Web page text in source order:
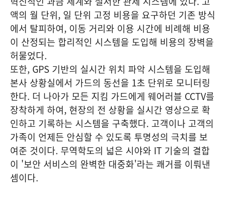
액의 월 단위, 일 단위 고정 비용을 요구하던 기존 방식
에서 탈피하여, 이동 거리와 이용 시간에 비례해 비용
이 산정되는 합리적인 시스템을 도입해 비용의 장벽을
허물었다.
또한, GPS 기반의 실시간 위치 파악 시스템을 도입해
본사 상황실에서 가드의 동선을 1초 단위로 모니터링
한다. 더 나아가 모든 지킴 가드에게 웨어러블 CCTV를
장착하게 하여, 현장의 전 상황을 실시간 영상으로 확
인하고 기록하는 시스템을 구축했다. 고객이나 고객의
가족이 언제든 안심할 수 있도록 투명성의 극치를 보
여준 것이다. 무역학도의 넓은 시야와 IT 기술의 결합
이 '보안 서비스의 완벽한 대중화'라는 쾌거를 이뤄낸
셈이다.